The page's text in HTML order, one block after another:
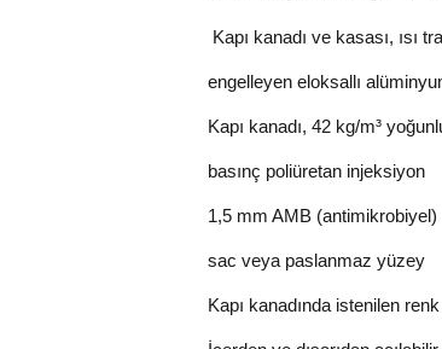
Kapı kanadı ve kasası, ısı
engelleyen eloksallı
Kapı kanadı, 42 kg/m³
basınç poliüretan injeksiyon
1,5 mm AMB (antimikrobiyel)
sac veya paslanmaz yüzey
Kapı kanadında istenilen